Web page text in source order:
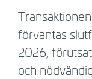
förväntas
2026,
och